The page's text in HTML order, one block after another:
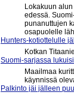
Lokakuun
edessä.
punanuttujen
osapuolelle
Hunters-kotiottelulle
Kotkan
Suomi-sarjassa
Maailmaa
käynnissä
Palkinto jäi jälleen